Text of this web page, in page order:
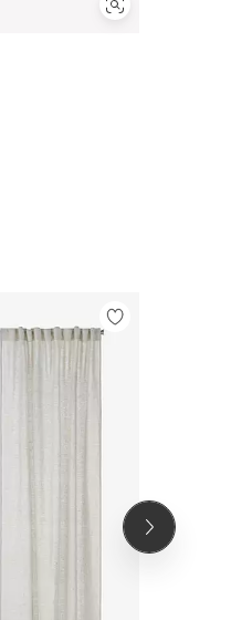
Vis
lignende
Legg
Neste
produkt